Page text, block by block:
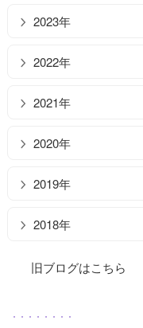
2023年
2022年
2021年
2020年
2019年
2018年
旧ブログはこちら